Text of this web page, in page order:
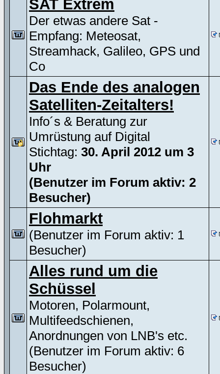
SAT Extrem
Der etwas andere Sat -
Empfang: Meteosat,
Streamhack, Galileo, GPS und
Co
Das Ende des analogen
Satelliten-Zeitalters!
Info´s & Beratung zur
Umrüstung auf Digital
Stichtag: 30. April 2012 um 3
Uhr
(Benutzer im Forum aktiv: 2
Besucher)
Flohmarkt
(Benutzer im Forum aktiv: 1
Besucher)
Alles rund um die
Schüssel
Motoren, Polarmount,
Multifeedschienen,
Anordnungen von LNB's etc.
(Benutzer im Forum aktiv: 6
Besucher)